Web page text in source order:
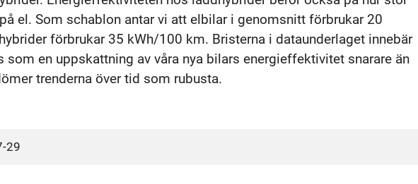
el. Som schablon antar vi att elbilar i genomsnitt förbrukar 20
förbrukar 35 kWh/100 km. Bristerna i dataunderlaget innebär
som en uppskattning av våra nya bilars energieffektivitet snarare än
trenderna över tid som rubusta.
29